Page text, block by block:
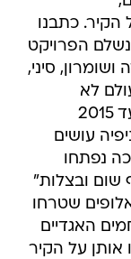
כתבנו
הפרויקט
סיני,
לא
נשחרר". במסגרת הפרויקט תושלם עד 2015
עושים
נפתחו
ובצלות"
שטרחו
האגדיים
על הקיר